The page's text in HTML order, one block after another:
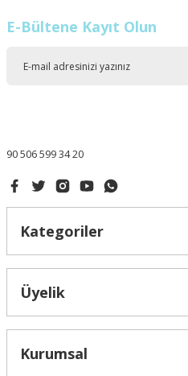
E-Bültene Kayıt Olun
90 506 599 34 20
Kategoriler
Üyelik
Kurumsal